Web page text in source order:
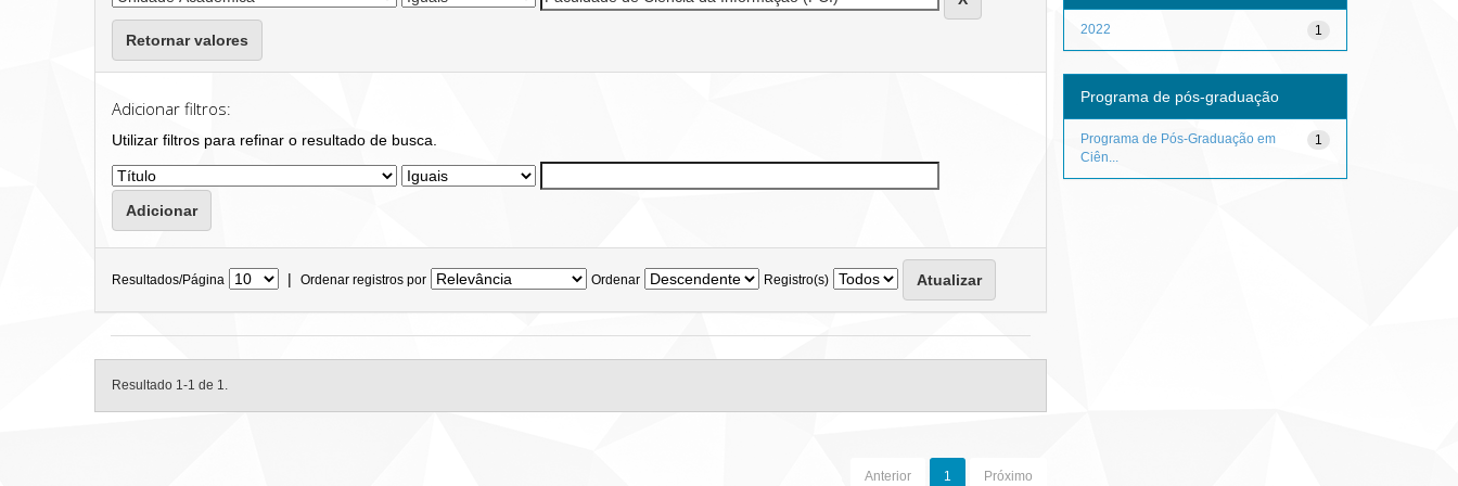
Retornar valores
Adicionar filtros:
Utilizar filtros para refinar o resultado de busca.
Resultados/Página | Ordenar registros por Ordenar Registro(s)
Resultado 1-1 de 1.
Anterior 1 Próximo
1
2022
Programa de pós-graduação
1
Programa de Pós-Graduação em
Ciên...